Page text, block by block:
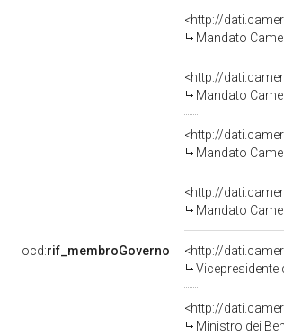
<http://
Mandato
<http://
Mandato
<http://
Mandato
<http://
Mandato
ocd:rif_membroGoverno
<http://
Vicepresidente
<http://
Ministro dei